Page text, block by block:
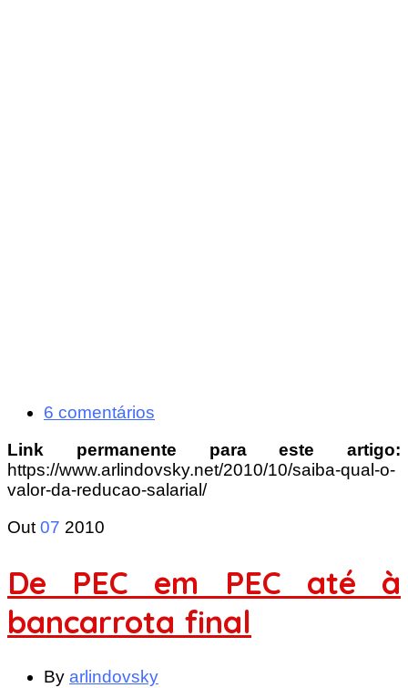
6 comentários
Link permanente para este artigo:
https://www.arlindovsky.net/2010/10/saiba-qual-o-
valor-da-reducao-salarial/
Out 07 2010
De PEC em PEC até à
bancarrota final
By arlindovsky